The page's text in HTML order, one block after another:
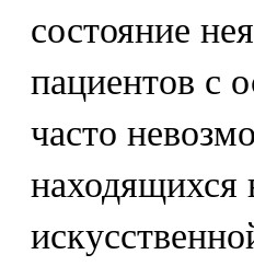
состояние
пациентов с
часто
находящихся